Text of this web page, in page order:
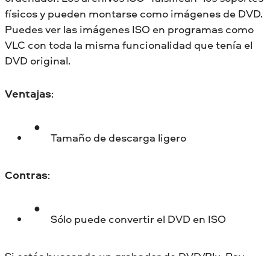
físicos y pueden montarse como imágenes de DVD.
Puedes ver las imágenes ISO en programas como
VLC con toda la misma funcionalidad que tenía el
DVD original.
Ventajas:
Tamaño de descarga ligero
Contras:
Sólo puede convertir el DVD en ISO